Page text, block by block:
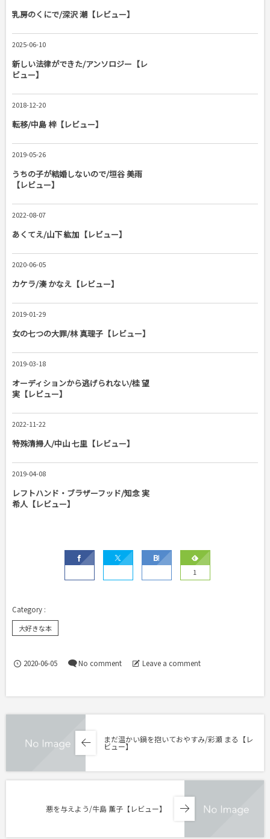
乳房のくにで/深沢 潮【レビュー】
2025-06-10
新しい法律ができた/アンソロジー【レ
ビュー】
2018-12-20
転移/中島 梓【レビュー】
2019-05-26
うちの子が結婚しないので/垣谷 美雨
【レビュー】
2022-08-07
あくてえ/山下 紘加【レビュー】
2020-06-05
カケラ/湊 かなえ【レビュー】
2019-01-29
女の七つの大罪/林 真理子【レビュー】
2019-03-18
オーディションから逃げられない/桂 望
実【レビュー】
2022-11-22
特殊清掃人/中山 七里【レビュー】
2019-04-08
レフトハンド・ブラザーフッド/知念 実
希人【レビュー】
1
大好きな本
2020-06-05 No comment Leave a comment
まだ温かい鍋を抱いておやすみ/彩瀬 まる【レ
ビュー】
悪を与えよう/牛島 薫子【レビュー】